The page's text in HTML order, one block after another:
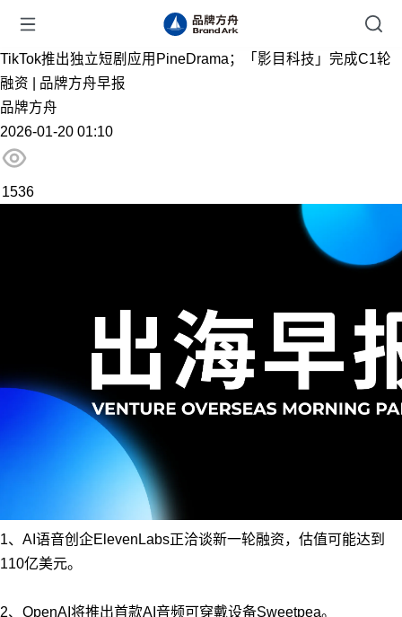
TikTok推出独立短剧应用PineDrama；「影目科技」完成C1轮
融资 | 品牌方舟早报
品牌方舟
2026-01-20 01:10
1536
1、AI语音创企ElevenLabs正洽谈新一轮融资，估值可能达到
110亿美元。
2、OpenAI将推出首款AI音频可穿戴设备Sweetpea。